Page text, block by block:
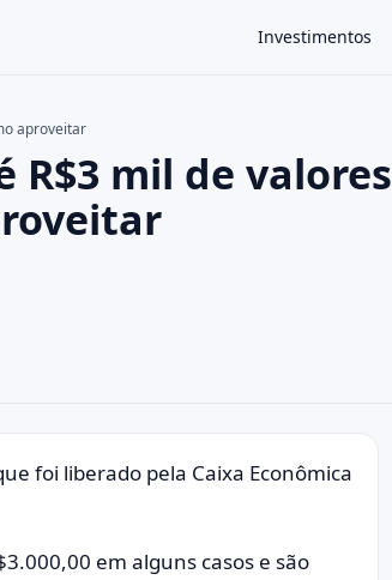
Investimentos
aproveitar
R$3 mil de valores
foi liberado pela Caixa Econômica
em alguns casos e são